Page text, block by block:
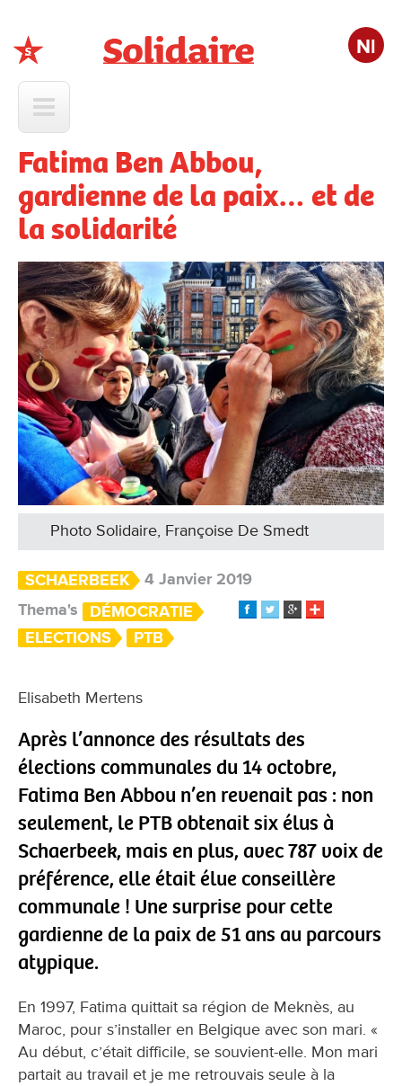
Nl
Fatima Ben Abbou,
gardienne de la paix… et de
la solidarité
Photo Solidaire, Françoise De Smedt
SCHAERBEEK
4 Janvier 2019
Thema's
DÉMOCRATIE
ELECTIONS
PTB
Elisabeth Mertens
Après l’annonce des résultats des
élections communales du 14 octobre,
Fatima Ben Abbou n’en revenait pas : non
seulement, le PTB obtenait six élus à
Schaerbeek, mais en plus, avec 787 voix de
préférence, elle était élue conseillère
communale ! Une surprise pour cette
gardienne de la paix de 51 ans au parcours
atypique.
En 1997, Fatima quittait sa région de Meknès, au
Maroc, pour s’installer en Belgique avec son mari. «
Au début, c’était difficile, se souvient-elle. Mon mari
partait au travail et je me retrouvais seule à la